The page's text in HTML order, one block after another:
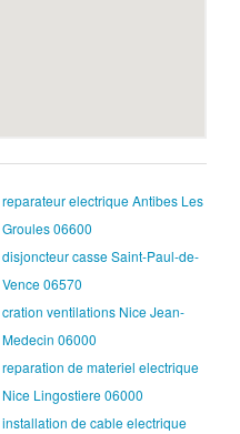
reparateur electrique Antibes Les
Groules 06600
disjoncteur casse Saint-Paul-de-
Vence 06570
cration ventilations Nice Jean-
Medecin 06000
reparation de materiel electrique
Nice Lingostiere 06000
installation de cable electrique